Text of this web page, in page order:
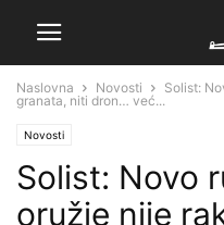
Naslovna Novosti
Solist:
granata, niti dron… već...
Novosti
Solist: Novo
oružje nije